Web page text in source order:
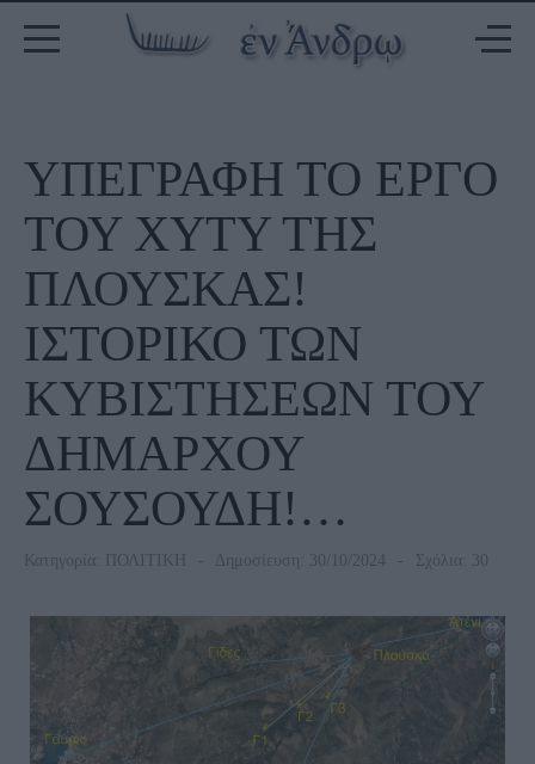
ΥΠΕΓΡΑΦΗ ΤΟ ΕΡΓΟ
ΤΟΥ ΧΥΤΥ ΤΗΣ
ΠΛΟΥΣΚΑΣ!
ΙΣΤΟΡΙΚΟ ΤΩΝ
ΚΥΒΙΣΤΗΣΕΩΝ ΤΟΥ
ΔΗΜΑΡΧΟΥ
ΣΟΥΣΟΥΔΗ!…
Κατηγορία: ΠΟΛΙΤΙΚΗ Δημοσίευση: 30/10/2024 Σχόλια: 30